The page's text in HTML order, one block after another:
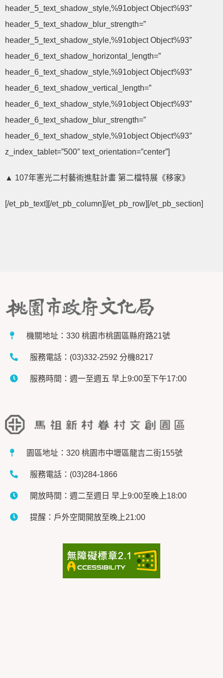
header_5_text_shadow_style,%91object Object%93″
header_5_text_shadow_blur_strength=”
header_5_text_shadow_style,%91object Object%93″
header_6_text_shadow_horizontal_length=”
header_6_text_shadow_style,%91object Object%93″
header_6_text_shadow_vertical_length=”
header_6_text_shadow_style,%91object Object%93″
header_6_text_shadow_blur_strength=”
header_6_text_shadow_style,%91object Object%93″
z_index_tablet=”500″ text_orientation=”center”]
▲ 107年憲光二村藝術進駐計畫 第二檔特展《移家》
[/et_pb_text][/et_pb_column][/et_pb_row][/et_pb_section]
機關地址：330 桃園市桃園區縣府路21號
服務電話：(03)332-2592 分機8217
服務時間：週一至週五 早上9:00至下午17:00
園區地址：320 桃園市中壢區龍吉二街155號
服務電話：(03)284-1866
開放時間：週二至週日 早上9:00至晚上18:00
提醒：戶外空間開放至晚上21:00